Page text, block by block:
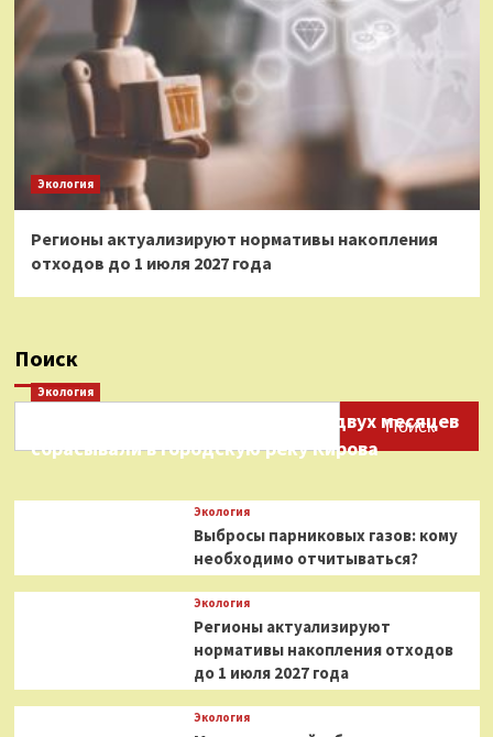
Экология
Регионы актуализируют нормативы накопления
отходов до 1 июля 2027 года
Поиск
Поиск
Экология
Нефтепродукты на протяжении двух месяцев
сбрасывали в городскую реку Кирова
Экология
Выбросы парниковых газов: кому
необходимо отчитываться?
Экология
Регионы актуализируют
нормативы накопления отходов
до 1 июля 2027 года
Экология